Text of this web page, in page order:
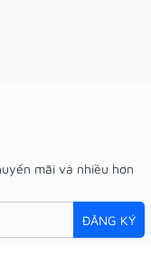
mãi và nhiều hơn
ĐĂNG KÝ